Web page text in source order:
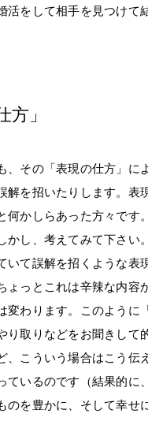
活をして相手を見つけ
」
その「表現の仕方」
解を招いたりします。
何かしらあった方々で
し、考えてみて下さ
いて誤解を招くような
っとこれは辛辣な内
わります。このよう
取りなどをお聞きし
こういう場合はこう
いるのです（結果的
を豊かに、そして幸